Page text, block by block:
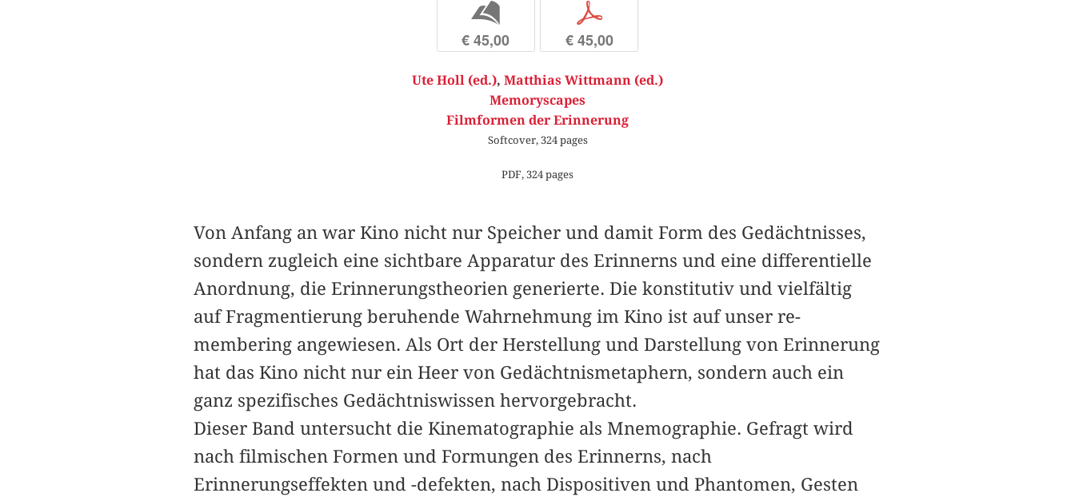
b
€ 45,00
p
€ 45,00
Ute Holl (ed.), Matthias Wittmann (ed.)
Memoryscapes
Filmformen der Erinnerung
Softcover, 324 pages
PDF, 324 pages
Von Anfang an war Kino nicht nur Speicher und damit Form des Gedächtnisses,
sondern zugleich eine sichtbare Apparatur des Erinnerns und eine differentielle
Anordnung, die Erinnerungstheorien generierte. Die konstitutiv und vielfältig
auf Fragmentierung beruhende Wahrnehmung im Kino ist auf unser re-
membering angewiesen. Als Ort der Herstellung und Darstellung von Erinnerung
hat das Kino nicht nur ein Heer von Gedächtnismetaphern, sondern auch ein
ganz spezifisches Gedächtniswissen hervorgebracht.
Dieser Band untersucht die Kinematographie als Mnemographie. Gefragt wird
nach filmischen Formen und Formungen des Erinnerns, nach
Erinnerungseffekten und -defekten, nach Dispositiven und Phantomen, Gesten